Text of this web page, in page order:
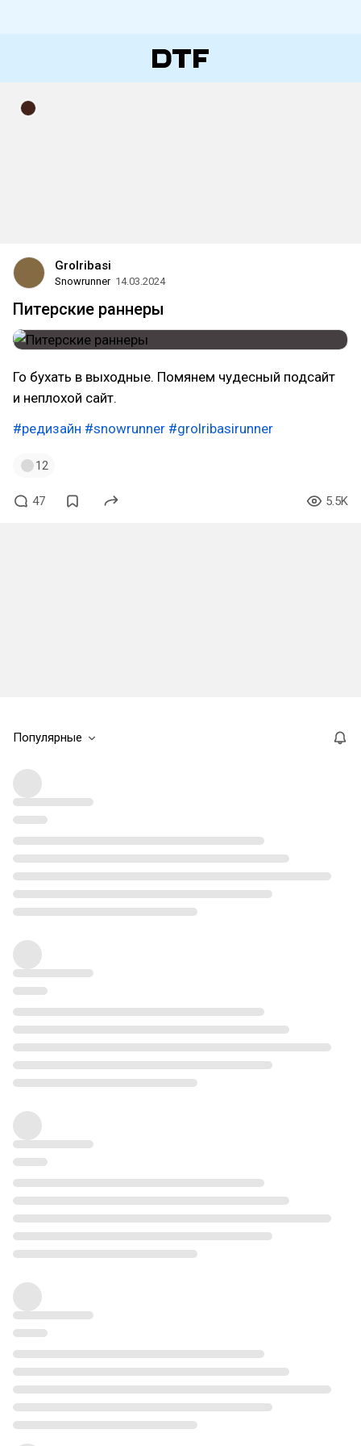
Grolribasi
Snowrunner 14.03.2024
Питерские раннеры
Го бухать в выходные. Помянем чудесный подсайт
и неплохой сайт.
#редизайн #snowrunner #grolribasirunner
12
47 5.5K
Популярные